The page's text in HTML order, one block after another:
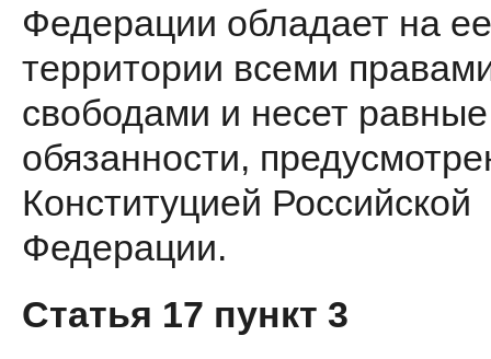
Федерации обладает на ее
территории всеми
свободами и несет равные
обязанности,
Конституцией Российской
Федерации.
Статья 17 пункт 3